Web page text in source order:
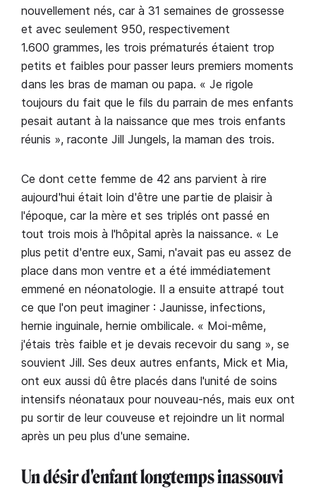
nouvellement nés, car à 31 semaines de grossesse
et avec seulement 950, respectivement
1.600 grammes, les trois prématurés étaient trop
petits et faibles pour passer leurs premiers moments
dans les bras de maman ou papa. « Je rigole
toujours du fait que le fils du parrain de mes enfants
pesait autant à la naissance que mes trois enfants
réunis », raconte Jill Jungels, la maman des trois.
Ce dont cette femme de 42 ans parvient à rire
aujourd'hui était loin d'être une partie de plaisir à
l'époque, car la mère et ses triplés ont passé en
tout trois mois à l'hôpital après la naissance. « Le
plus petit d'entre eux, Sami, n'avait pas eu assez de
place dans mon ventre et a été immédiatement
emmené en néonatologie. Il a ensuite attrapé tout
ce que l'on peut imaginer : Jaunisse, infections,
hernie inguinale, hernie ombilicale. « Moi-même,
j'étais très faible et je devais recevoir du sang », se
souvient Jill. Ses deux autres enfants, Mick et Mia,
ont eux aussi dû être placés dans l'unité de soins
intensifs néonataux pour nouveau-nés, mais eux ont
pu sortir de leur couveuse et rejoindre un lit normal
après un peu plus d'une semaine.
Un désir d'enfant longtemps inassouvi